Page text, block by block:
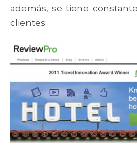
además, se tiene
clientes.